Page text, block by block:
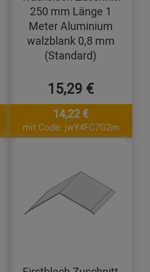
250 mm Länge 1
Meter Aluminium
walzblank 0,8 mm
(Standard)
15,29 €
14,22 €
mit Code: jwY4FC7G2m